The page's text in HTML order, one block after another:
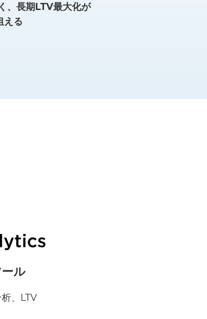
、長期LTV最大化が
える
ル
、LTV